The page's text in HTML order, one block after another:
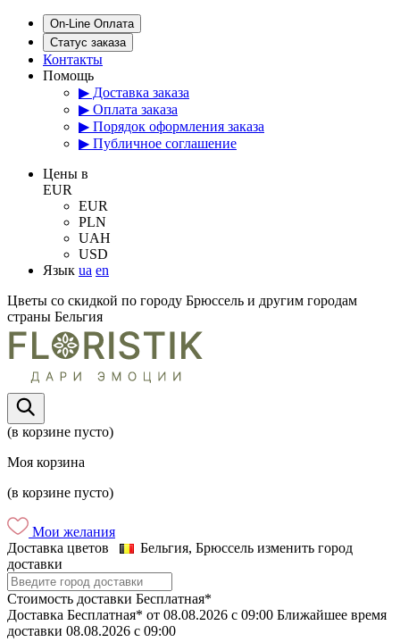
On-Line Оплата
Статус заказа
Контакты
Помощь
▶ Доставка заказа
▶ Оплата заказа
▶ Порядок оформления заказа
▶ Публичное соглашение
Цены в
EUR
EUR
PLN
UAH
USD
Язык ua en
Цветы со скидкой по городу Брюссель и другим городам
страны Бельгия
(в корзине пусто)
Моя корзина
(в корзине пусто)
Мои желания
Доставка цветов
Бельгия, Брюссель изменить город
доставки
Стоимость доставки Бесплатная*
Доставка Бесплатная* от 08.08.2026 c 09:00 Ближайшее время
доставки 08.08.2026 c 09:00